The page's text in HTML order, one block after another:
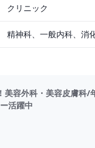
クリニック
美容外科・美容皮膚
活躍中